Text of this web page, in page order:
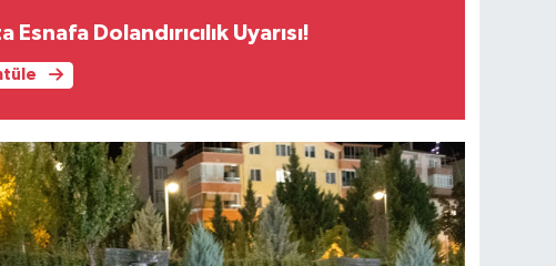
Esnafa Dolandırıcılık Uyarısı!